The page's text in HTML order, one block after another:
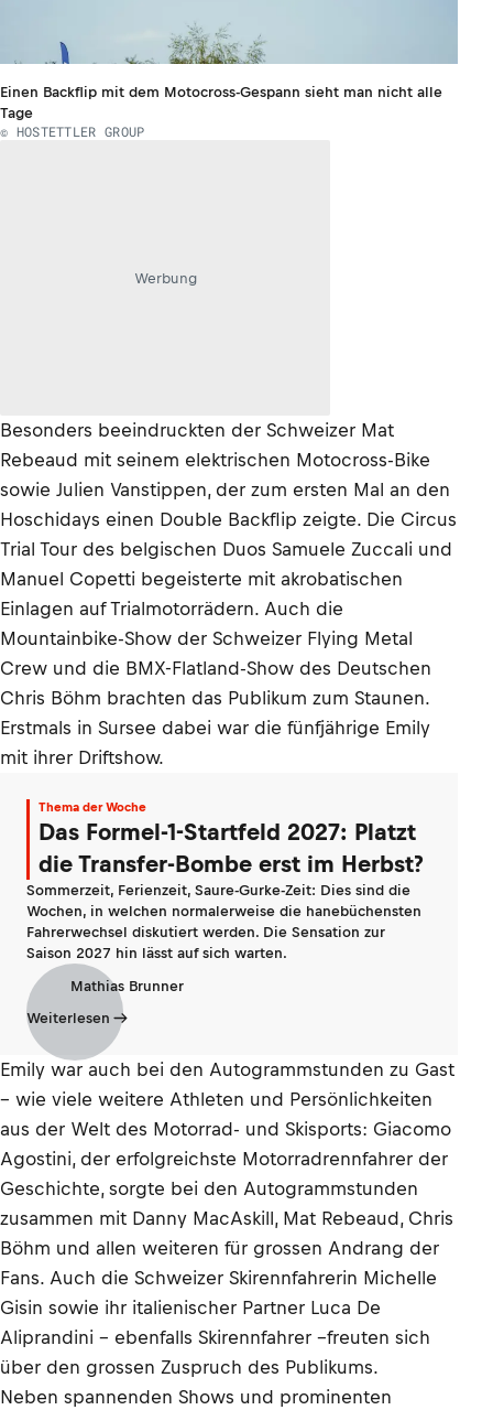
Einen Backflip mit dem Motocross-Gespann sieht man nicht alle
Tage
© HOSTETTLER GROUP
Werbung
Besonders beeindruckten der Schweizer Mat
Rebeaud mit seinem elektrischen Motocross-Bike
sowie Julien Vanstippen, der zum ersten Mal an den
Hoschidays einen Double Backflip zeigte. Die Circus
Trial Tour des belgischen Duos Samuele Zuccali und
Manuel Copetti begeisterte mit akrobatischen
Einlagen auf Trialmotorrädern. Auch die
Mountainbike-Show der Schweizer Flying Metal
Crew und die BMX-Flatland-Show des Deutschen
Chris Böhm brachten das Publikum zum Staunen.
Erstmals in Sursee dabei war die fünfjährige Emily
mit ihrer Driftshow.
Thema der Woche
Das Formel-1-Startfeld 2027: Platzt
die Transfer-Bombe erst im Herbst?
Sommerzeit, Ferienzeit, Saure-Gurke-Zeit: Dies sind die
Wochen, in welchen normalerweise die hanebüchensten
Fahrerwechsel diskutiert werden. Die Sensation zur
Saison 2027 hin lässt auf sich warten.
Mathias Brunner
Weiterlesen
Emily war auch bei den Autogrammstunden zu Gast
– wie viele weitere Athleten und Persönlichkeiten
aus der Welt des Motorrad- und Skisports: Giacomo
Agostini, der erfolgreichste Motorradrennfahrer der
Geschichte, sorgte bei den Autogrammstunden
zusammen mit Danny MacAskill, Mat Rebeaud, Chris
Böhm und allen weiteren für grossen Andrang der
Fans. Auch die Schweizer Skirennfahrerin Michelle
Gisin sowie ihr italienischer Partner Luca De
Aliprandini – ebenfalls Skirennfahrer –freuten sich
über den grossen Zuspruch des Publikums.
Neben spannenden Shows und prominenten